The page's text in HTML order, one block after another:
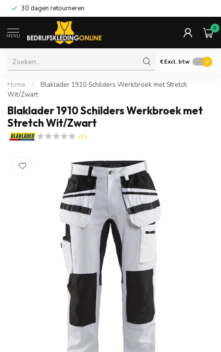
30 dagen retourneren
MENU
0
€Excl. btw
Home /
Blaklader 1910 Schilders Werkbroek met Stretch
Wit/Zwart
Blaklader 1910 Schilders Werkbroek met
Stretch Wit/Zwart
(0)